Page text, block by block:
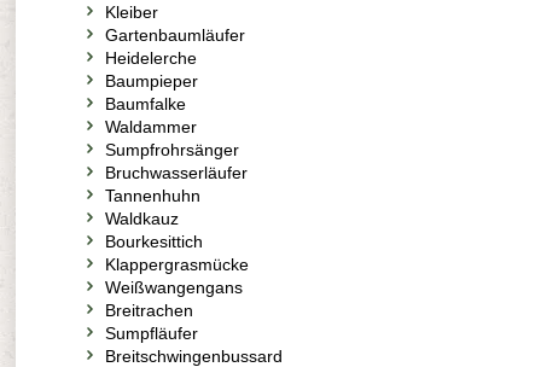
Kleiber
Gartenbaumläufer
Heidelerche
Baumpieper
Baumfalke
Waldammer
Sumpfrohrsänger
Bruchwasserläufer
Tannenhuhn
Waldkauz
Bourkesittich
Klappergrasmücke
Weißwangengans
Breitrachen
Sumpfläufer
Breitschwingenbussard